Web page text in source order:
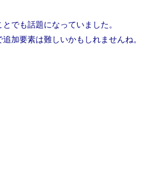
でも話題になっていました。
加要素は難しいかもしれませんね。